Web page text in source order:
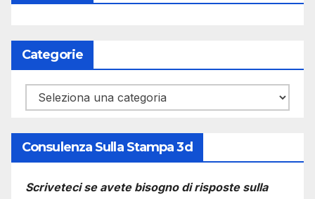
Categorie
Categorie
Consulenza Sulla Stampa 3d
Scriveteci se avete bisogno di risposte sulla